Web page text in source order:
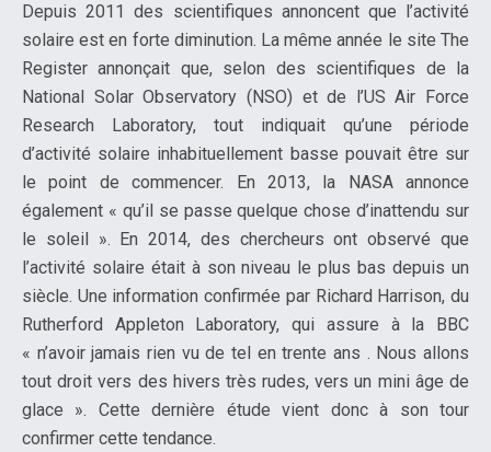
Depuis 2011 des scientifiques annoncent que l’activité
solaire est en forte diminution. La même année le site The
Register annonçait que, selon des scientifiques de la
National Solar Observatory (NSO) et de l’US Air Force
Research Laboratory, tout indiquait qu’une période
d’activité solaire inhabituellement basse pouvait être sur
le point de commencer. En 2013, la NASA annonce
également « qu’il se passe quelque chose d’inattendu sur
le soleil ». En 2014, des chercheurs ont observé que
l’activité solaire était à son niveau le plus bas depuis un
siècle. Une information confirmée par Richard Harrison, du
Rutherford Appleton Laboratory, qui assure à la BBC
« n’avoir jamais rien vu de tel en trente ans . Nous allons
tout droit vers des hivers très rudes, vers un mini âge de
glace ». Cette dernière étude vient donc à son tour
confirmer cette tendance.